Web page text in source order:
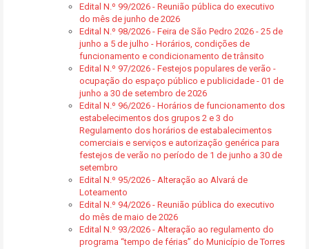
Edital N.º 99/2026 - Reunião pública do executivo
do mês de junho de 2026
Edital N.º 98/2026 - Feira de São Pedro 2026 - 25 de
junho a 5 de julho - Horários, condições de
funcionamento e condicionamento de trânsito
Edital N.º 97/2026 - Festejos populares de verão -
ocupação do espaço público e publicidade - 01 de
junho a 30 de setembro de 2026
Edital N.º 96/2026 - Horários de funcionamento dos
estabelecimentos dos grupos 2 e 3 do
Regulamento dos horários de estabalecimentos
comerciais e serviços e autorização genérica para
festejos de verão no período de 1 de junho a 30 de
setembro
Edital N.º 95/2026 - Alteração ao Alvará de
Loteamento
Edital N.º 94/2026 - Reunião pública do executivo
do mês de maio de 2026
Edital N.º 93/2026 - Alteração ao regulamento do
programa “tempo de férias” do Município de Torres